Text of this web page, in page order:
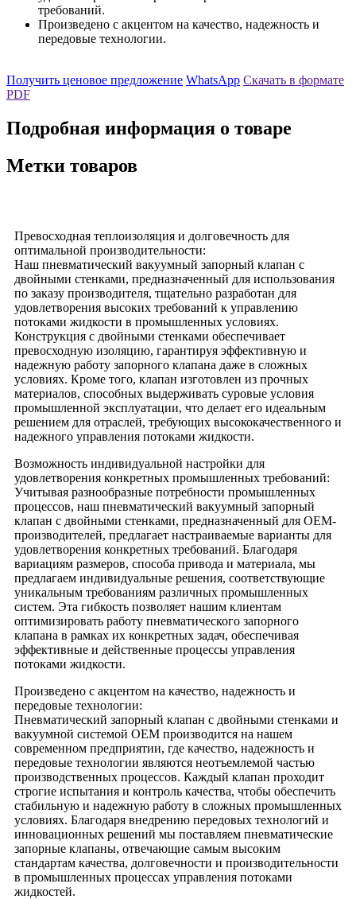
требований.
Произведено с акцентом на качество, надежность и
передовые технологии.
Получить ценовое предложение WhatsApp Скачать в формате
PDF
Подробная информация о товаре
Метки товаров
Превосходная теплоизоляция и долговечность для
оптимальной производительности:
Наш пневматический вакуумный запорный клапан с
двойными стенками, предназначенный для использования
по заказу производителя, тщательно разработан для
удовлетворения высоких требований к управлению
потоками жидкости в промышленных условиях.
Конструкция с двойными стенками обеспечивает
превосходную изоляцию, гарантируя эффективную и
надежную работу запорного клапана даже в сложных
условиях. Кроме того, клапан изготовлен из прочных
материалов, способных выдерживать суровые условия
промышленной эксплуатации, что делает его идеальным
решением для отраслей, требующих высококачественного и
надежного управления потоками жидкости.
Возможность индивидуальной настройки для
удовлетворения конкретных промышленных требований:
Учитывая разнообразные потребности промышленных
процессов, наш пневматический вакуумный запорный
клапан с двойными стенками, предназначенный для OEM-
производителей, предлагает настраиваемые варианты для
удовлетворения конкретных требований. Благодаря
вариациям размеров, способа привода и материала, мы
предлагаем индивидуальные решения, соответствующие
уникальным требованиям различных промышленных
систем. Эта гибкость позволяет нашим клиентам
оптимизировать работу пневматического запорного
клапана в рамках их конкретных задач, обеспечивая
эффективные и действенные процессы управления
потоками жидкости.
Произведено с акцентом на качество, надежность и
передовые технологии:
Пневматический запорный клапан с двойными стенками и
вакуумной системой OEM производится на нашем
современном предприятии, где качество, надежность и
передовые технологии являются неотъемлемой частью
производственных процессов. Каждый клапан проходит
строгие испытания и контроль качества, чтобы обеспечить
стабильную и надежную работу в сложных промышленных
условиях. Благодаря внедрению передовых технологий и
инновационных решений мы поставляем пневматические
запорные клапаны, отвечающие самым высоким
стандартам качества, долговечности и производительности
в промышленных процессах управления потоками
жидкостей.